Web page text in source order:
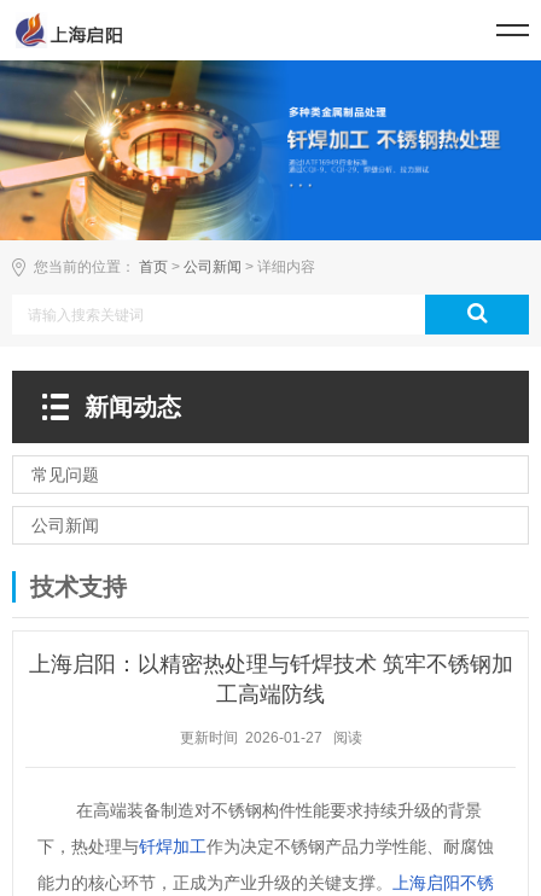
您当前的位置： 首页 > 公司新闻 > 详细内容
新闻动态
常见问题
公司新闻
技术支持
上海启阳：以精密热处理与钎焊技术 筑牢不锈钢加
工高端防线
更新时间 2026-01-27 阅读
在高端装备制造对不锈钢构件性能要求持续升级的背景
下，热处理与钎焊加工作为决定不锈钢产品力学性能、耐腐蚀
能力的核心环节，正成为产业升级的关键支撑。 上海启阳不锈